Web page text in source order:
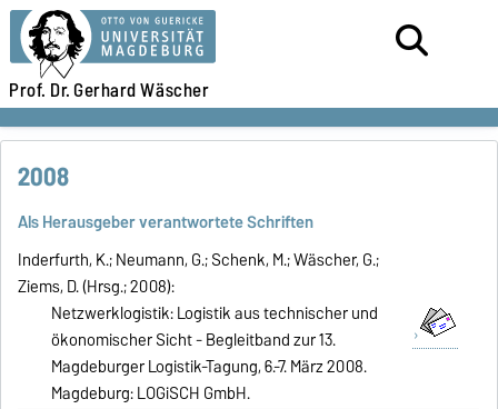
Prof. Dr.Gerhard Wäscher
2008
Als Herausgeber verantwortete Schriften
Inderfurth, K.; Neumann, G.; Schenk, M.; Wäscher, G.;
Ziems, D. (Hrsg.; 2008):
Netzwerklogistik: Logistik aus technischer und
ökonomischer Sicht - Begleitband zur 13.
Magdeburger Logistik-Tagung, 6.-7. März 2008.
Magdeburg: LOGiSCH GmbH.